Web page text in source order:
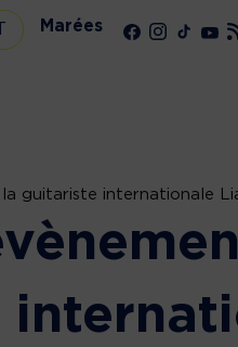
Marées
guitariste internationale